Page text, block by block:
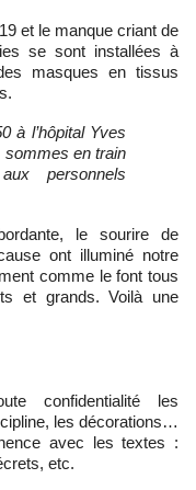
et le manque criant de
se sont installées à
masques en tissus
à l’hôpital Yves
sommes en train
personnels
le sourire de
ont illuminé notre
comme le font tous
et grands. Voilà une
confidentialité les
les décorations…
avec les textes :
etc.